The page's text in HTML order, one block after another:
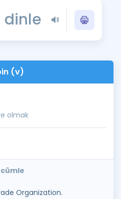
dinle
(v)
olmak
Organization.